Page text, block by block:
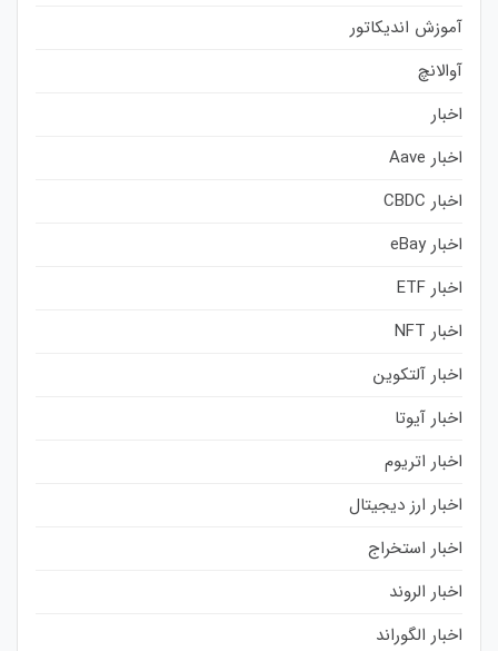
آموزش اندیکاتور
آوالانچ
اخبار
اخبار Aave
اخبار CBDC
اخبار eBay
اخبار ETF
اخبار NFT
اخبار آلتکوین
اخبار آیوتا
اخبار اتریوم
اخبار ارز دیجیتال
اخبار استخراج
اخبار الروند
اخبار الگوراند